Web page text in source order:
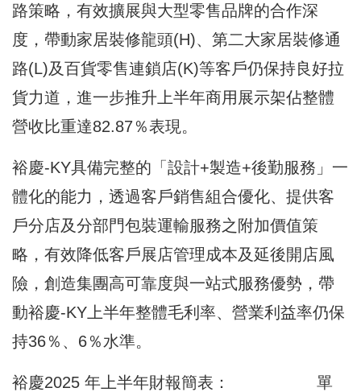
路策略，有效擴展與大型零售品牌的合作深
度，帶動家居裝修龍頭(H)、第二大家居裝修通
路(L)及百貨零售連鎖店(K)等客戶仍保持良好拉
貨力道，進一步推升上半年商用展示架佔整體
營收比重達82.87％表現。
裕慶-KY具備完整的「設計+製造+後勤服務」一
體化的能力，透過客戶銷售組合優化、提供客
戶分店及分部門包裝運輸服務之附加價值策
略，有效降低客戶展店管理成本及延後開店風
險，創造集團高可靠度與一站式服務優勢，帶
動裕慶-KY上半年整體毛利率、營業利益率仍保
持36％、6％水準。
裕慶2025 年上半年財報簡表： 單